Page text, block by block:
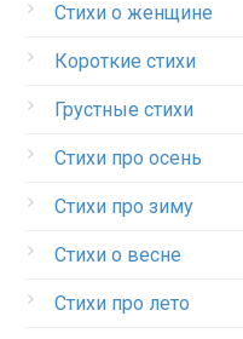
Стихи о женщине
Короткие стихи
Грустные стихи
Стихи про осень
Стихи про зиму
Стихи о весне
Стихи про лето